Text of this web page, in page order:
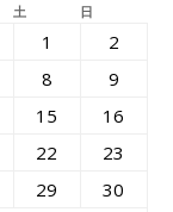
土 日
1
2
8
9
15
16
22
23
29
30